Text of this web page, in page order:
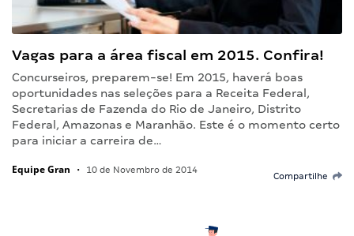
Vagas para a área fiscal em 2015. Confira!
Concurseiros, preparem-se! Em 2015, haverá boas
oportunidades nas seleções para a Receita Federal,
Secretarias de Fazenda do Rio de Janeiro, Distrito
Federal, Amazonas e Maranhão. Este é o momento certo
para iniciar a carreira de…
Equipe Gran • 10 de Novembro de 2014
Compartilhe